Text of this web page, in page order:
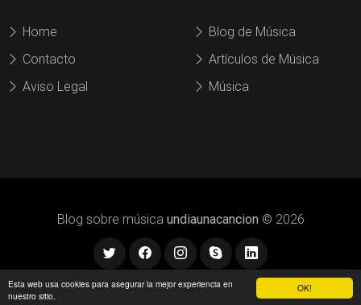
OK!
Esta web usa cookies para asegurar la mejor experiencia en
nuestro sitio.
Home
Contacto
Aviso Legal
Blog de Música
Artículos de Música
Música
Blog sobre música undiaunacancion © 2026